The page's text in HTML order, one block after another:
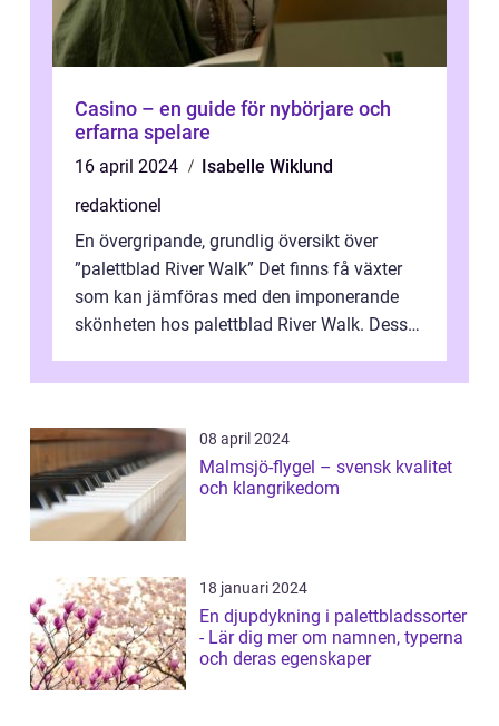
Casino – en guide för nybörjare och
erfarna spelare
16 april 2024
Isabelle Wiklund
redaktionel
En övergripande, grundlig översikt över
”palettblad River Walk” Det finns få växter
som kan jämföras med den imponerande
skönheten hos palettblad River Walk. Dess
08 april 2024
Malmsjö-flygel – svensk kvalitet
och klangrikedom
18 januari 2024
En djupdykning i palettbladssorter
- Lär dig mer om namnen, typerna
och deras egenskaper